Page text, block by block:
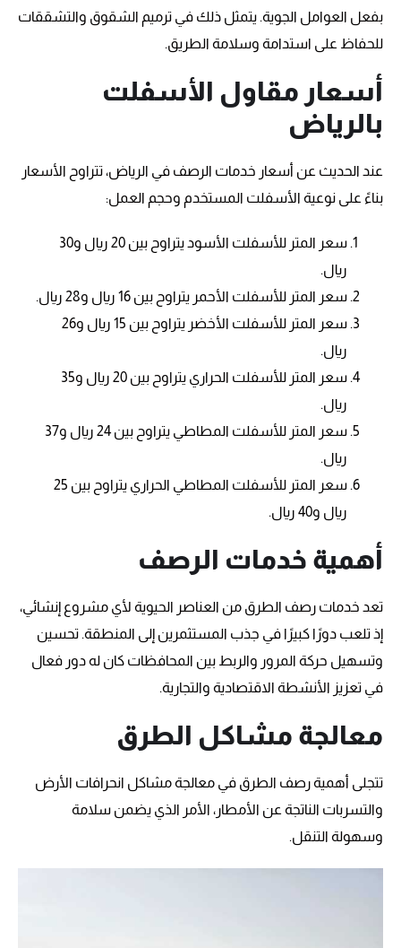
بفعل العوامل الجوية. يتمثل ذلك في ترميم الشقوق والتشققات
للحفاظ على استدامة وسلامة الطريق.
أسعار مقاول الأسفلت
بالرياض
عند الحديث عن أسعار خدمات الرصف في الرياض، تتراوح الأسعار
بناءً على نوعية الأسفلت المستخدم وحجم العمل:
سعر المتر للأسفلت الأسود يتراوح بين 20 ريال و30
ريال.
سعر المتر للأسفلت الأحمر يتراوح بين 16 ريال و28 ريال.
سعر المتر للأسفلت الأخضر يتراوح بين 15 ريال و26
ريال.
سعر المتر للأسفلت الحراري يتراوح بين 20 ريال و35
ريال.
سعر المتر للأسفلت المطاطي يتراوح بين 24 ريال و37
ريال.
سعر المتر للأسفلت المطاطي الحراري يتراوح بين 25
ريال و40 ريال.
أهمية خدمات الرصف
تعد خدمات رصف الطرق من العناصر الحيوية لأي مشروع إنشائي،
إذ تلعب دورًا كبيرًا في جذب المستثمرين إلى المنطقة. تحسين
وتسهيل حركة المرور والربط بين المحافظات كان له دور فعال
في تعزيز الأنشطة الاقتصادية والتجارية.
معالجة مشاكل الطرق
تتجلى أهمية رصف الطرق في معالجة مشاكل انحرافات الأرض
والتسربات الناتجة عن الأمطار، الأمر الذي يضمن سلامة
وسهولة التنقل.